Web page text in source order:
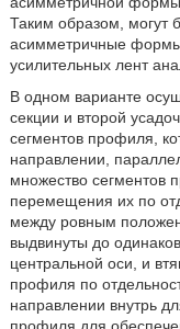
Таким образом, могут
асимметричные
усилительных лент
В одном варианте
секции и второй
сегментов профиля,
направлении,
множество сегментов
перемещения их по
между ровным
выдвинуты до
центральной оси, и
профиля по
направлении внутрь